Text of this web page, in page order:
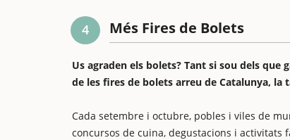
4 Més Fires de Bolets
Us agraden els bolets? Tant si sou dels
de les fires de bolets arreu de Catalunya,
Cada setembre i octubre, pobles i viles de
concursos de cuina, degustacions i activitats